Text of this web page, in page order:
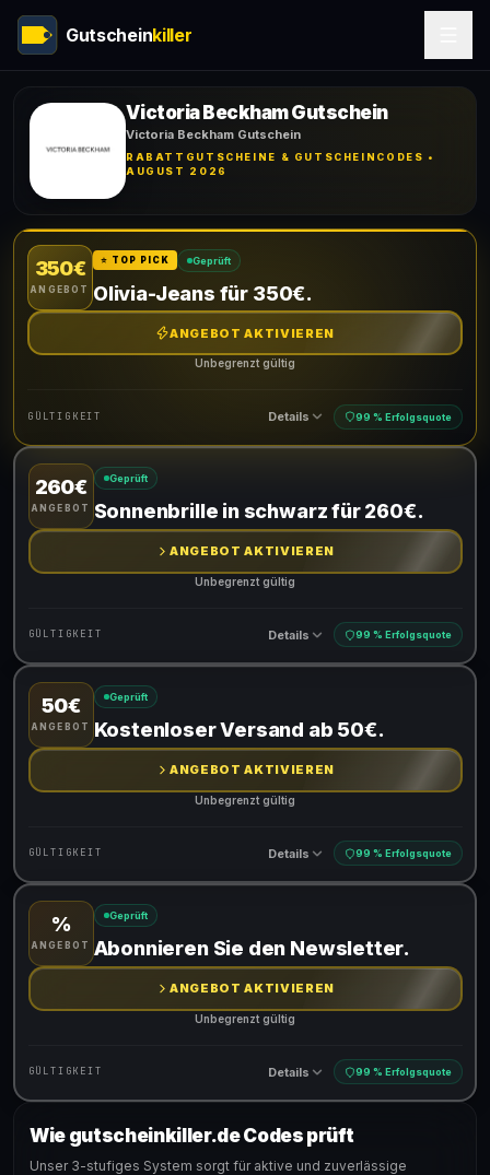
Gutscheinkiller
Victoria Beckham Gutschein
Victoria Beckham Gutschein
RABATTGUTSCHEINE & GUTSCHEINCODES •
AUGUST 2026
350€
ANGEBOT
⭐ TOP PICK Geprüft
Olivia-Jeans für 350€.
ANGEBOT AKTIVIEREN
Unbegrenzt gültig
GÜLTIGKEIT Details 99 % Erfolgsquote
Gültig für teilnehmende Produkte
260€
ANGEBOT
Geprüft
Sonnenbrille in schwarz für 260€.
ANGEBOT AKTIVIEREN
Unbegrenzt gültig
GÜLTIGKEIT Details 99 % Erfolgsquote
Gültig für teilnehmende Produkte
50€
ANGEBOT
Geprüft
Kostenloser Versand ab 50€.
ANGEBOT AKTIVIEREN
Unbegrenzt gültig
GÜLTIGKEIT Details 99 % Erfolgsquote
Gültig für teilnehmende Produkte
%
ANGEBOT
Geprüft
Abonnieren Sie den Newsletter.
ANGEBOT AKTIVIEREN
Unbegrenzt gültig
GÜLTIGKEIT Details 99 % Erfolgsquote
Gültig für teilnehmende Produkte
Wie gutscheinkiller.de Codes prüft
Unser 3-stufiges System sorgt für aktive und zuverlässige